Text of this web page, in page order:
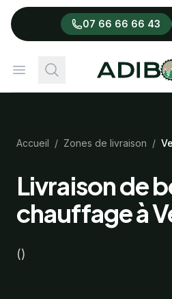
07 66 66 66 43
Ouvrir le menu
RechercherAdibois
Accueil / Zones de livraison /
Livraison de
chauffage à
()